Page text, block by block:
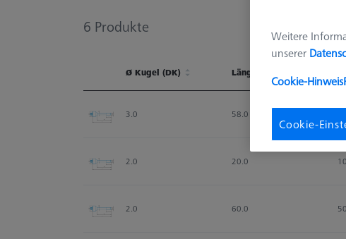
6 Produkte
Ø Kugel (DK) Länge (L)
3.0
58.0
2.0 20.0
2.0 60.0
Weitere
unserer
Cookie-Hinweis
Cookie-